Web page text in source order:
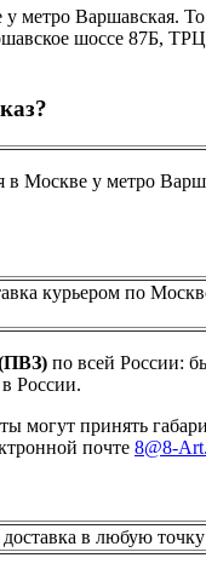
метро Варшавская.
шоссе 87Б,
в Москве у метро
курьером по
по всей России:
России.
могут принять
почте 8@8-
доставка в любую